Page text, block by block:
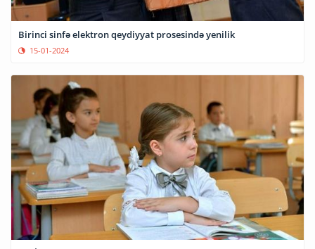
Birinci sinfə elektron qeydiyyat prosesində yenilik
15-01-2024